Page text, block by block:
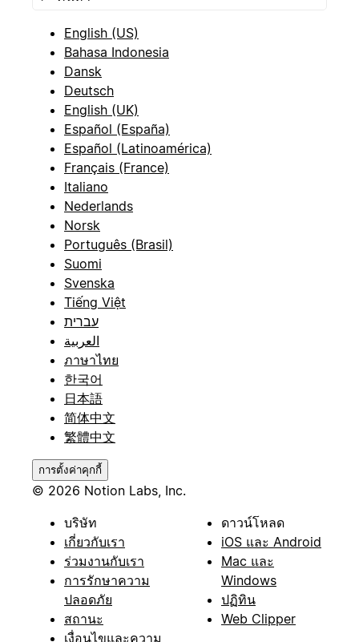
English (US)
Bahasa Indonesia
Dansk
Deutsch
English (UK)
Español (España)
Español (Latinoamérica)
Français (France)
Italiano
Nederlands
Norsk
Português (Brasil)
Suomi
Svenska
Tiếng Việt
עברית
العربية
ภาษาไทย
한국어
日本語
简体中文
繁體中文
การตั้งค่าคุกกี้
© 2026 Notion Labs, Inc.
บริษัท
เกี่ยวกับเรา
ร่วมงานกับเรา
การรักษาความ
ปลอดภัย
สถานะ
เงื่อนไขและความ
ดาวน์โหลด
iOS และ Android
Mac และ
Windows
ปฏิทิน
Web Clipper